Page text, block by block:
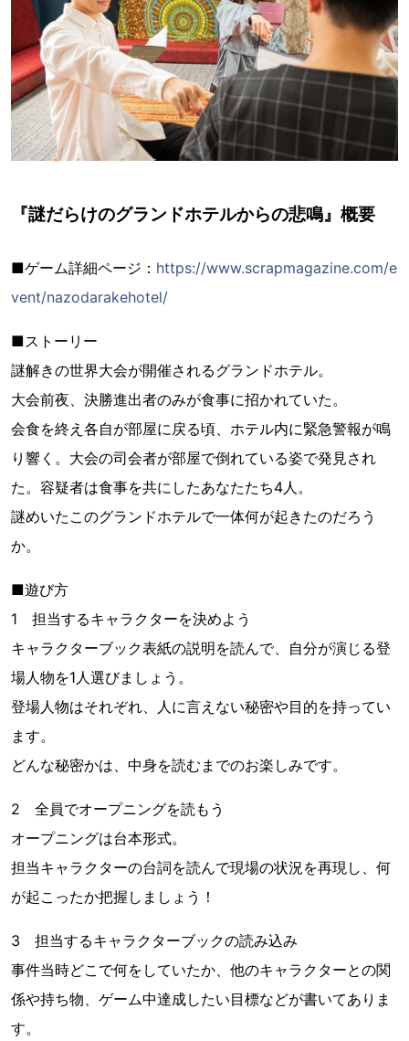
『謎だらけのグランドホテルからの悲鳴』概要
■ゲーム詳細ページ： https://www.scrapmagazine.com/e
vent/nazodarakehotel/
■ストーリー
謎解きの世界大会が開催されるグランドホテル。
大会前夜、決勝進出者のみが食事に招かれていた。
会食を終え各自が部屋に戻る頃、ホテル内に緊急警報が鳴
り響く。大会の司会者が部屋で倒れている姿で発見され
た。容疑者は食事を共にしたあなたたち4人。
謎めいたこのグランドホテルで一体何が起きたのだろう
か。
■遊び方
1 担当するキャラクターを決めよう
キャラクターブック表紙の説明を読んで、自分が演じる登
場人物を1人選びましょう。
登場人物はそれぞれ、人に言えない秘密や目的を持ってい
ます。
どんな秘密かは、中身を読むまでのお楽しみです。
2 全員でオープニングを読もう
オープニングは台本形式。
担当キャラクターの台詞を読んで現場の状況を再現し、何
が起こったか把握しましょう！
3 担当するキャラクターブックの読み込み
事件当時どこで何をしていたか、他のキャラクターとの関
係や持ち物、ゲーム中達成したい目標などが書いてありま
す。